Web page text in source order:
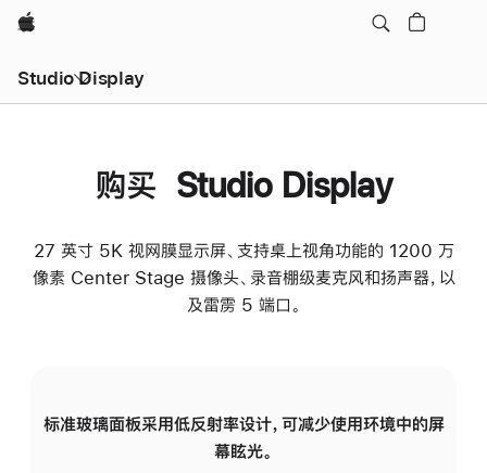
Apple
Studio Display
购买 Studio Display
27 英寸 5K 视网膜显示屏、支持桌上视角功能的 1200 万
像素 Center Stage 摄像头、录音棚级麦克风和扬声器，以
及雷雳 5 端口。
标准玻璃面板采用低反射率设计，可减少使用环境中的屏
幕眩光。